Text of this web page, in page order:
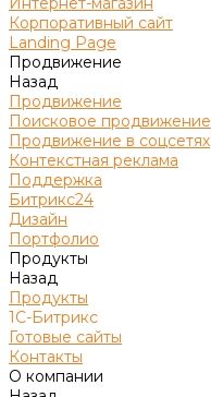
Корпоративный сайт
Landing Page
Продвижение
Назад
Продвижение
Поисковое продвижение
Продвижение в соцсетях
Контекстная реклама
Поддержка
Битрикс24
Дизайн
Портфолио
Продукты
Назад
Продукты
1С-Битрикс
Готовые сайты
Контакты
О компании